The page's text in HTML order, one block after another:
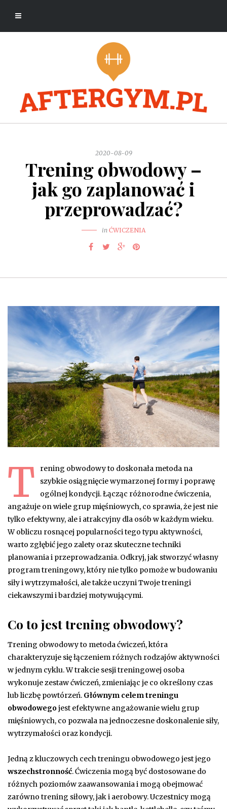
2020-08-09
Trening obwodowy –
jak go zaplanować i
przeprowadzać?
in ĆWICZENIA
T
rening obwodowy to doskonała metoda na
szybkie osiągnięcie wymarzonej formy i poprawę
ogólnej kondycji. Łącząc różnorodne ćwiczenia,
angażuje on wiele grup mięśniowych, co sprawia, że jest nie
tylko efektywny, ale i atrakcyjny dla osób w każdym wieku.
W obliczu rosnącej popularności tego typu aktywności,
warto zgłębić jego zalety oraz skuteczne techniki
planowania i przeprowadzania. Odkryj, jak stworzyć własny
program treningowy, który nie tylko pomoże w budowaniu
siły i wytrzymałości, ale także uczyni Twoje treningi
ciekawszymi i bardziej motywującymi.
Co to jest trening obwodowy?
Trening obwodowy to metoda ćwiczeń, która
charakteryzuje się łączeniem różnych rodzajów aktywności
w jednym cyklu. W trakcie sesji treningowej osoba
wykonuje zestaw ćwiczeń, zmieniając je co określony czas
lub liczbę powtórzeń. Głównym celem treningu
obwodowegojest efektywne angażowanie wielu grup
mięśniowych, co pozwala na jednoczesne doskonalenie siły,
wytrzymałości oraz kondycji.
Jedną z kluczowych cech treningu obwodowego jest jego
wszechstronność. Ćwiczenia mogą być dostosowane do
różnych poziomów zaawansowania i mogą obejmować
zarówno trening siłowy, jak i aerobowy. Uczestnicy mogą